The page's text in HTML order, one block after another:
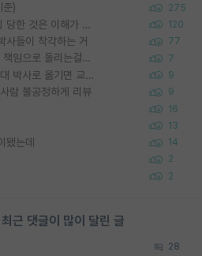
준) 275
대학원생들 교수에게 가스라이팅 당한 것은 이해가 갑니다. 안타깝네요. 120
사들이 착각하는 거 77
왜 후배가 못하는걸 교수님은 내 책임으로 돌리는걸까요? 7
SSH 박사과정을 그만두고 지방대 박사로 옮기면 교수의 꿈은 끝일까요? 9
람 불공정하게 리뷰 9
16
13
는데 14
2
2
근 댓글이 많이 달린 글
28